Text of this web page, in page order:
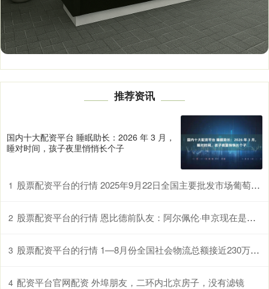
推荐资讯
国内十大配资平台 睡眠助长：2026 年 3 月，
睡对时间，孩子夜里悄悄长个子
1 股票配资平台的行情 2025年9月22日全国主要批发市场葡萄干(通货)价格行情
2 股票配资平台的行情 恩比德前队友：阿尔佩伦·申京现在是更好的中锋
3 股票配资平台的行情 1—8月份全国社会物流总额接近230万亿元
4 配资平台官网配资 外埠朋友，二环内北京房子，没有滤镜